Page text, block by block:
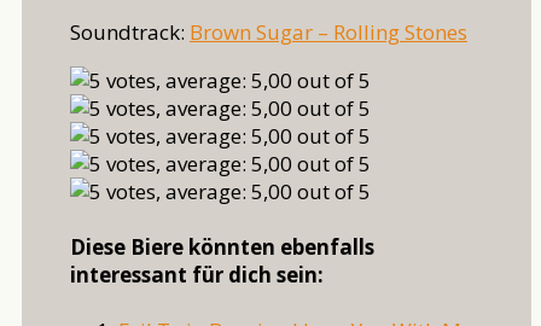
Soundtrack: Brown Sugar – Rolling Stones
Diese Biere könnten ebenfalls
interessant für dich sein: